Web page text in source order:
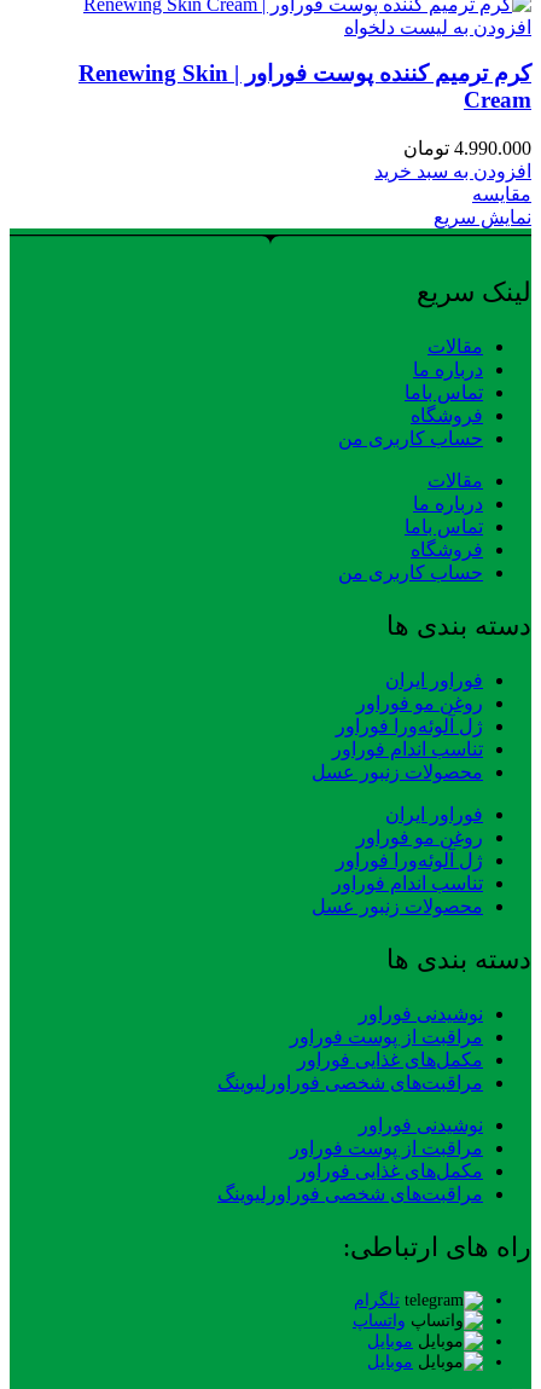
افزودن به لیست دلخواه
کرم ترمیم کننده پوست فوراور | Renewing Skin
Cream
4.990.000 تومان
افزودن به سبد خرید
مقایسه
نمایش سریع
لینک سریع
مقالات
درباره ما
تماس باما
فروشگاه
حساب کاربری من
مقالات
درباره ما
تماس باما
فروشگاه
حساب کاربری من
دسته بندی ها
فوراور ایران
روغن مو فوراور
ژل آلوئه‌ورا فوراور
تناسب اندام فوراور
محصولات زنبور عسل
فوراور ایران
روغن مو فوراور
ژل آلوئه‌ورا فوراور
تناسب اندام فوراور
محصولات زنبور عسل
دسته بندی ها
نوشیدنی فوراور
مراقبت از پوست فوراور
مکمل‌های غذایی فوراور
مراقبت‌های شخصی فوراورلیوینگ
نوشیدنی فوراور
مراقبت از پوست فوراور
مکمل‌های غذایی فوراور
مراقبت‌های شخصی فوراورلیوینگ
راه های ارتباطی:
تلگرام
واتساپ
موبایل
موبایل